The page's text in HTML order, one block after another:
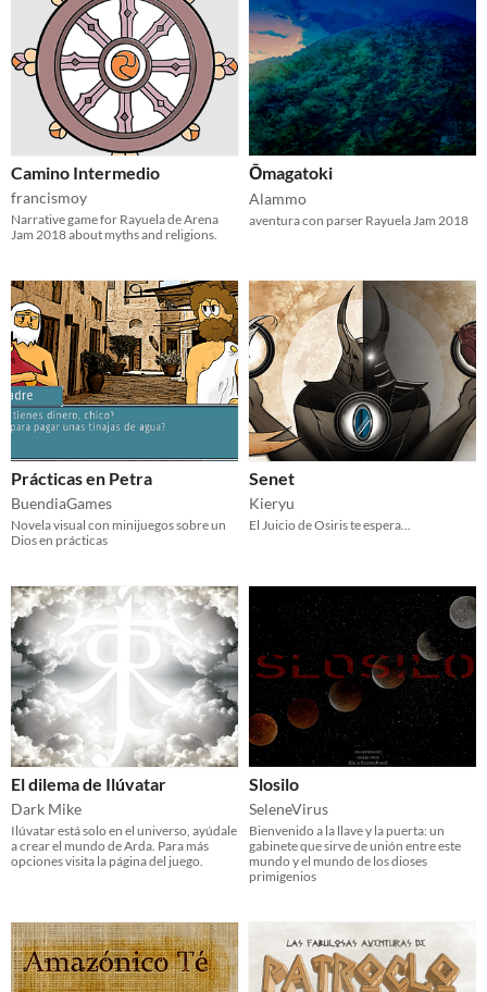
Camino Intermedio
francismoy
Narrative game for Rayuela de Arena
Jam 2018 about myths and religions.
Ōmagatoki
Alammo
aventura con parser Rayuela Jam 2018
Prácticas en Petra
BuendiaGames
Novela visual con minijuegos sobre un
Dios en prácticas
Senet
Kieryu
El Juicio de Osiris te espera...
El dilema de Ilúvatar
Dark Mike
Ilúvatar está solo en el universo, ayúdale
a crear el mundo de Arda. Para más
opciones visita la página del juego.
Slosilo
SeleneVirus
Bienvenido a la llave y la puerta: un
gabinete que sirve de unión entre este
mundo y el mundo de los dioses
primigenios